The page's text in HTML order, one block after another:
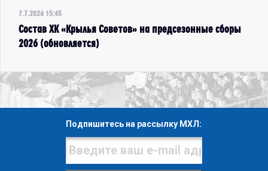
7.7.2026 15:45
Состав ХК «Крылья Советов» на предсезонные сборы
2026 (обновляется)
Подпишитесь на рассылку МХЛ: